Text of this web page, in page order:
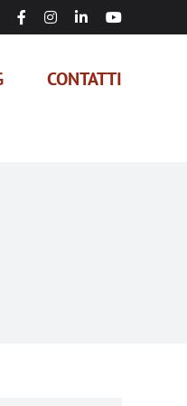
FacebookInstagram
LinkedInYouTube
CONTATTI